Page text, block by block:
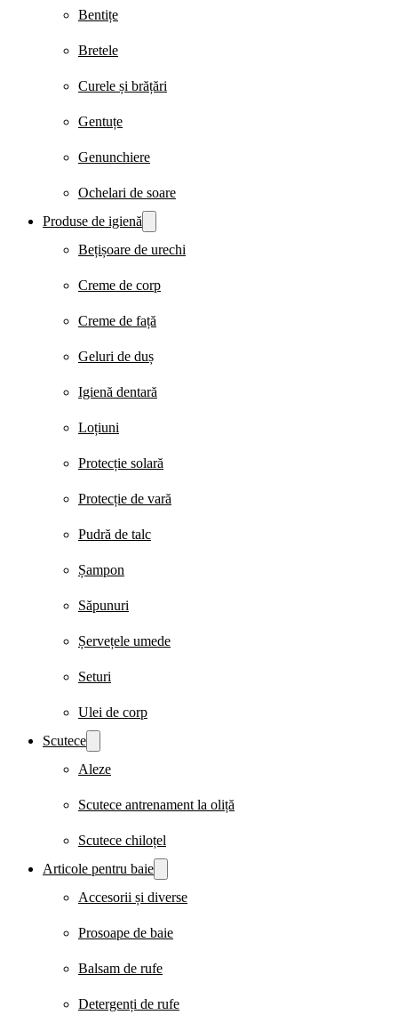
Bentițe
Bretele
Curele și brățări
Gentuțe
Genunchiere
Ochelari de soare
Produse de igienă
Bețișoare de urechi
Creme de corp
Creme de față
Geluri de duș
Igienă dentară
Loțiuni
Protecție solară
Protecție de vară
Pudră de talc
Șampon
Săpunuri
Șervețele umede
Seturi
Ulei de corp
Scutece
Aleze
Scutece antrenament la oliță
Scutece chiloțel
Articole pentru baie
Accesorii și diverse
Prosoape de baie
Balsam de rufe
Detergenți de rufe